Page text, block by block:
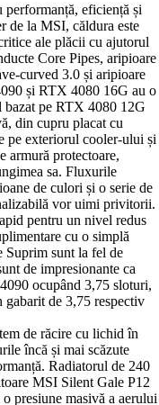
performanță, eficiență și
de la MSI, căldura este
ale plăcii cu ajutorul
Core Pipes, aripioare
curved 3.0 și aripioare
și RTX 4080 16G au o
bazat pe RTX 4080 12G
din cupru placat cu
pe exteriorul cooler-ului și
armură protectoare,
sa. Fluxurile
de culori și o serie de
vor uimi privitorii.
pentru un nivel redus
cu o simplă
Suprim sunt la fel de
de impresionante ca
ocupând 3,75 sloturi,
de 3,75 respectiv
de răcire cu lichid în
încă și mai scăzute
Radiatorul de 240
MSI Silent Gale P12
presiune masivă a aerului